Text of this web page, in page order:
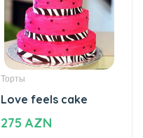
Торты
Love feels cake
275 AZN